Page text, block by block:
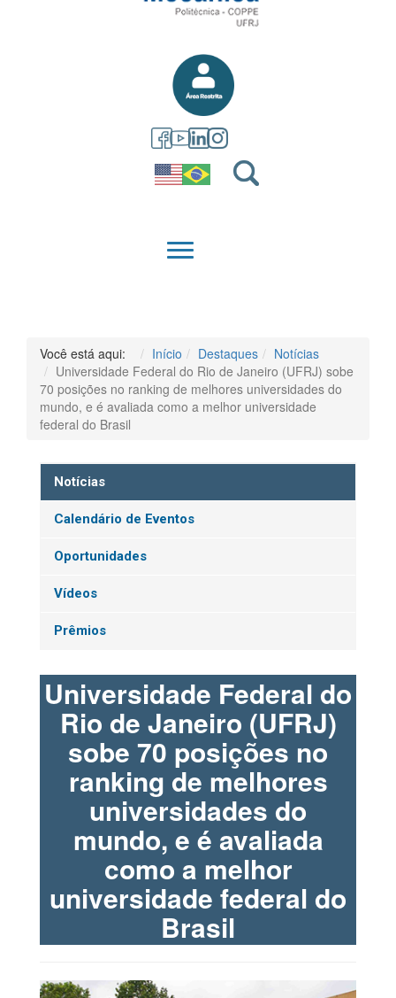
QUEM SOMOS
Você está aqui: Início Destaques
Notícias
Universidade Federal do Rio de Janeiro (UFRJ) sobe
70 posições no ranking de melhores universidades do
mundo, e é avaliada como a melhor universidade
federal do Brasil
Notícias
Calendário de Eventos
Oportunidades
Vídeos
Prêmios
Universidade Federal do
Rio de Janeiro (UFRJ)
sobe 70 posições no
ranking de melhores
universidades do
mundo, e é avaliada
como a melhor
universidade federal do
Brasil